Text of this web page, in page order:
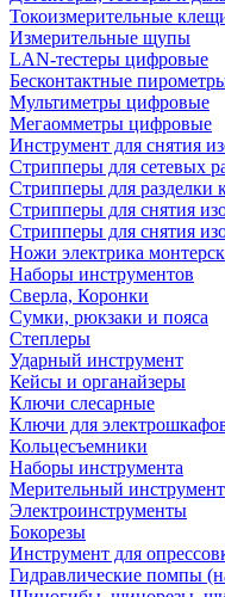
Токоизмерительные
Измерительные щупы
LAN-тестеры цифровые
Бесконтактные
Мультиметры цифровые
Мегаомметры цифровые
Инструмент для снятия
Стрипперы для сетевых
Стрипперы для разделки
Cтрипперы для снятия
Стрипперы для снятия
Ножи электрика
Наборы инструментов
Сверла, Коронки
Сумки, рюкзаки и пояса
Степлеры
Ударный инструмент
Кейсы и органайзеры
Ключи слесарные
Ключи для
Кольцесъемники
Наборы инструмента
Мерительный инструмент
Электроинструменты
Бокорезы
Инструмент для
Гидравлические помпы